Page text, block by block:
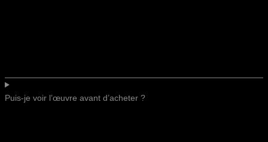
Puis-je voir l’œuvre avant d’acheter ?